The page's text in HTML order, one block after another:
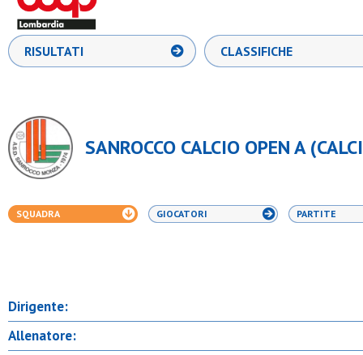
RISULTATI CLASSIFICHE
SANROCCO CALCIO OPEN A
SQUADRA GIOCATORI PARTITE
Dirigente:
Allenatore: